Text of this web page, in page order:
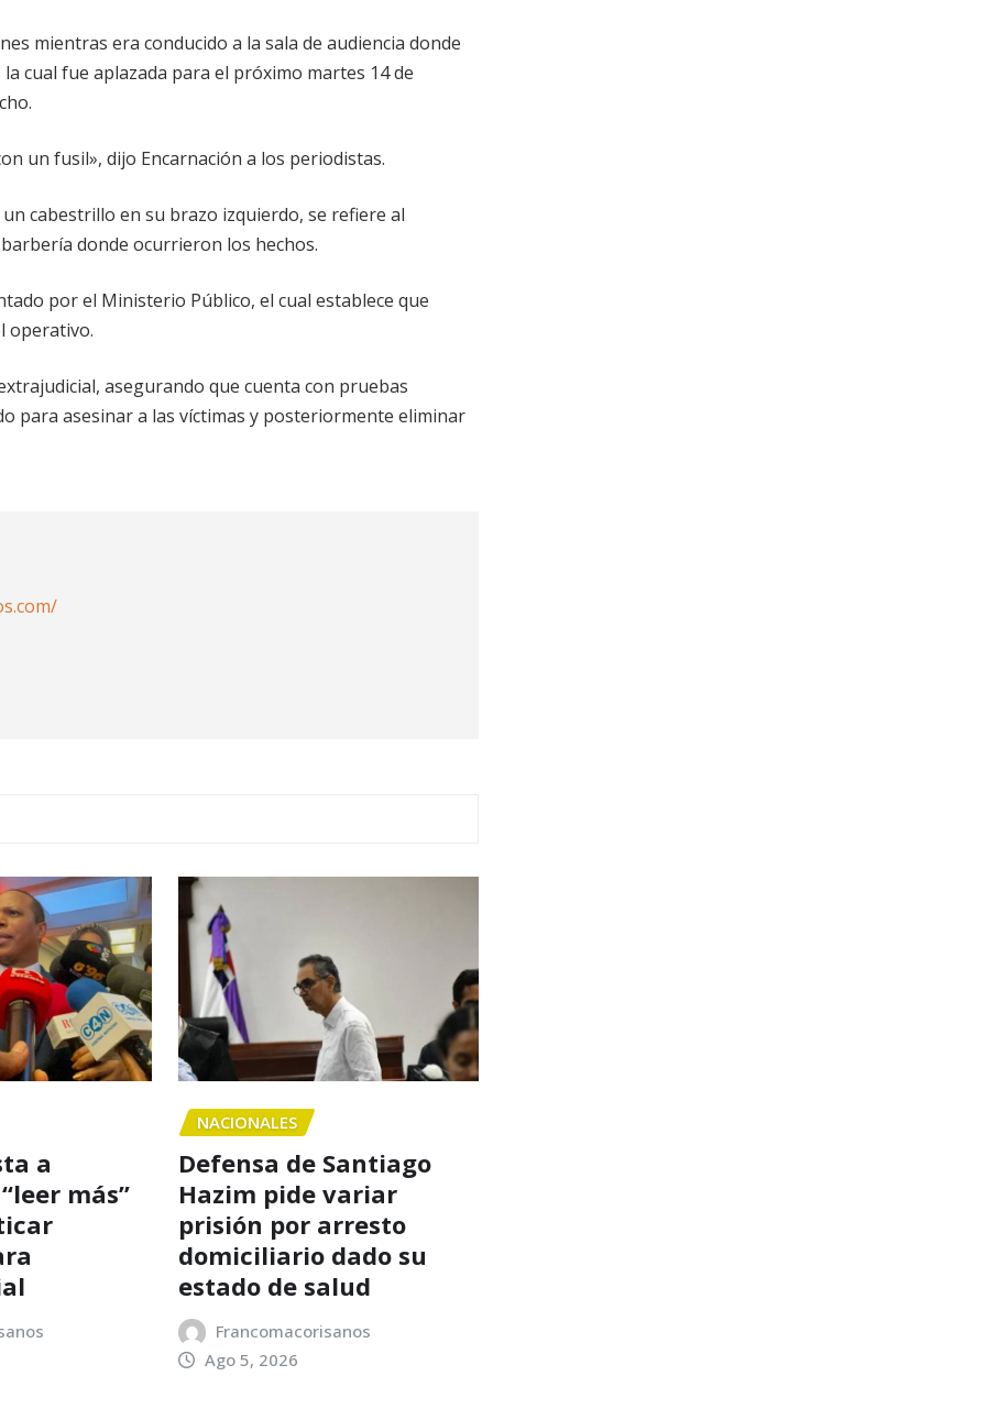
mientras era conducido a la sala de audiencia donde
cual fue aplazada para el próximo martes 14 de
un fusil», dijo Encarnación a los periodistas.
cabestrillo en su brazo izquierdo, se refiere al
donde ocurrieron los hechos.
por el Ministerio Público, el cual establece que
operativo.
asegurando que cuenta con pruebas
para asesinar a las víctimas y posteriormente eliminar
a
más”
NACIONALES
Defensa de Santiago
Hazim pide variar
prisión por arresto
domiciliario dado su
estado de salud
Francomacorisanos
Ago 5, 2026